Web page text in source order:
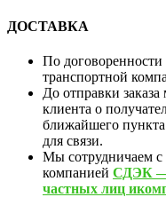
ДОСТАВКА
По договоренности
транспортной
До отправки
клиента о
ближайшего
для связи.
Мы сотрудничаем с
компанией СДЭК —
частных лиц